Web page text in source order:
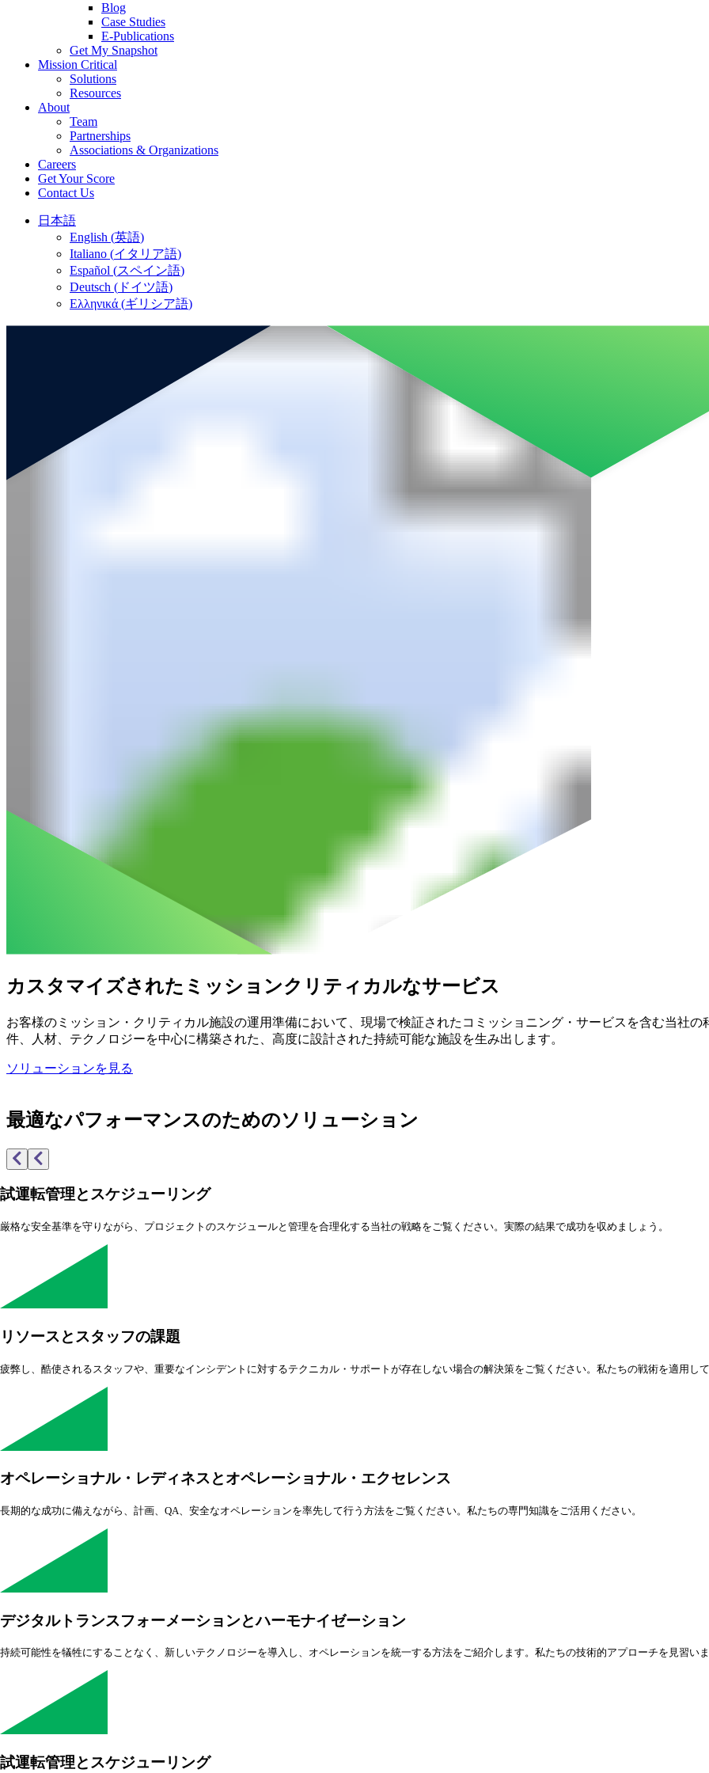
Blog
Case Studies
E-Publications
Get My Snapshot
Mission Critical
Solutions
Resources
About
Team
Partnerships
Associations & Organizations
Careers
Get Your Score
Contact Us
日本語
English (英語)
Italiano (イタリア語)
Español (スペイン語)
Deutsch ( ドイツ語)
Ελληνικά (ギリシア語)
カスタマイズされたミッションクリティカルなサービス
お客様のミッション・クリティカル施設の運用準備において、現場で検証されたコミッショニング・サービスを含む当社
件、人材、テクノロジーを中心に構築された、高度に設計された持続可能な施設を生み出します。
ソリューションを見る
最適なパフォーマンスのためのソリューション
試運転管理とスケジューリング
厳格な安全基準を守りながら、プロジェクトのスケジュールと管理を合理化する当社の戦略をご覧ください。実際の結果で成功を収めましょう。
リソースとスタッフの課題
疲弊し、酷使されるスタッフや、重要なインシデントに対するテクニカル・サポートが存在しない場合の解決策をご覧ください。私たちの戦術を適用して
オペレーショナル・レディネスとオペレーショナル・エクセレンス
長期的な成功に備えながら、計画、QA、安全なオペレーションを率先して行う方法をご覧ください。私たちの専門知識をご活用ください。
デジタルトランスフォーメーションとハーモナイゼーション
持続可能性を犠牲にすることなく、新しいテクノロジーを導入し、オペレーションを統一する方法をご紹介します。私たちの技術的アプローチを見習いま
試運転管理とスケジューリング